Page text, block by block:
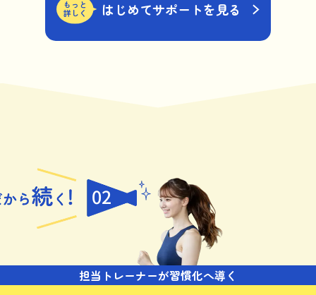
もっと
詳しく はじめてサポートを見る
担当トレーナーが習慣化へ導く
02